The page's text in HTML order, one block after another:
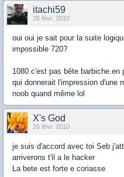
itachi59
26 févr. 2010
oui oui je sait pour la suite
impossible 720?
1080 c'est pas bête
qui donnerait l'impression d'une
noob quand même lol
X's God
26 févr. 2010
je suis d'accord avec toi Seb
arriverons t'il a le hacker
La bete est forte e coriasse